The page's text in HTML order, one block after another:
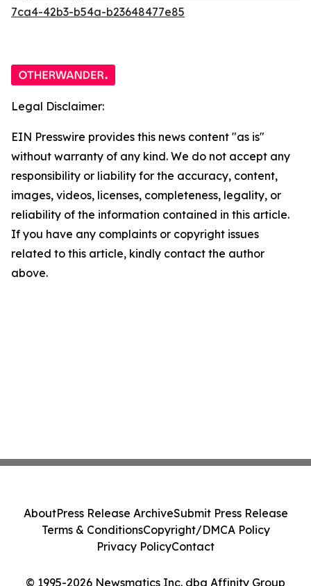
7ca4-42b3-b54a-b23648477e85
Legal Disclaimer:
EIN Presswire provides this news content "as is"
without warranty of any kind. We do not accept any
responsibility or liability for the accuracy, content,
images, videos, licenses, completeness, legality, or
reliability of the information contained in this article.
If you have any complaints or copyright issues
related to this article, kindly contact the author
above.
© 1995-2026 Newsmatics Inc. dba Affinity Group
AboutPress Release ArchiveSubmit Press Release
Terms & ConditionsCopyright/DMCA Policy
Privacy PolicyContact